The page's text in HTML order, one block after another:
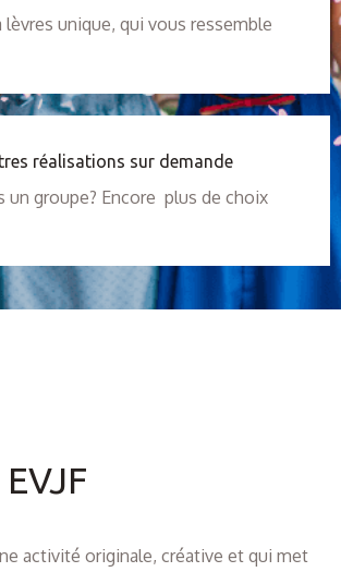
lèvres unique, qui vous ressemble
réalisations sur demande
un groupe? Encore plus de choix
activité originale, créative et qui met